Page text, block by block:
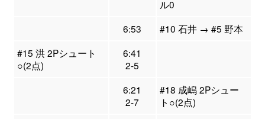
ル0
6:53
#10 石井 → #5 野本
#15 洪 2Pシュート
○(2点)
6:41
2-5
6:21
2-7
#18 成嶋 2Pシュー
ト○(2点)